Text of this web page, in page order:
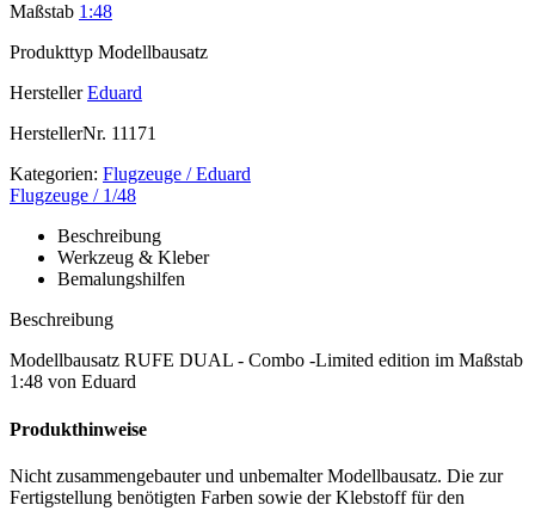
Maßstab 1:48
Produkttyp Modellbausatz
Hersteller Eduard
HerstellerNr. 11171
Kategorien: Flugzeuge / Eduard
Flugzeuge / 1/48
Beschreibung
Werkzeug & Kleber
Bemalungshilfen
Beschreibung
Modellbausatz RUFE DUAL - Combo -Limited edition im Maßstab
1:48 von Eduard
Produkthinweise
Nicht zusammengebauter und unbemalter Modellbausatz. Die zur
Fertigstellung benötigten Farben sowie der Klebstoff für den